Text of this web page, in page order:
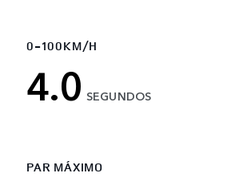
0-100KM/H
4.0 SEGUNDOS
PAR MÁXIMO